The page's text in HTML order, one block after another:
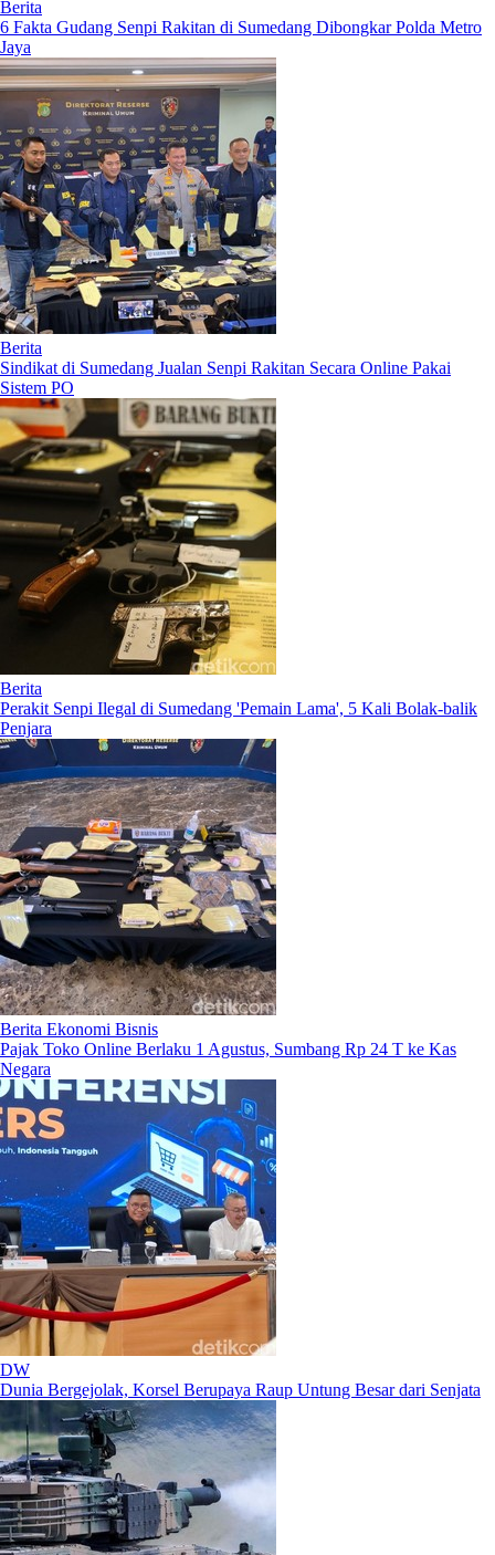
Berita
6 Fakta Gudang Senpi Rakitan di Sumedang Dibongkar Polda Metro
Jaya
Berita
Sindikat di Sumedang Jualan Senpi Rakitan Secara Online Pakai
Sistem PO
Berita
Perakit Senpi Ilegal di Sumedang 'Pemain Lama', 5 Kali Bolak-balik
Penjara
Berita Ekonomi Bisnis
Pajak Toko Online Berlaku 1 Agustus, Sumbang Rp 24 T ke Kas
Negara
DW
Dunia Bergejolak, Korsel Berupaya Raup Untung Besar dari Senjata